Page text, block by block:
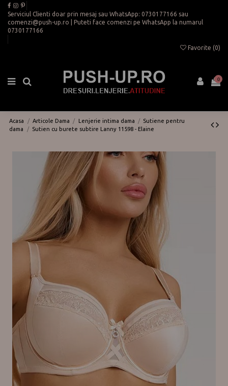
Serviciul Clienti doar prin mesaj sau WhatsApp: 0730177166 sau
comenzi@push-up.ro | Puteti face comenzi pe WhatsApp la numarul
0730177166
Favorite (0)
0
Acasa Articole Dama Lenjerie intima dama
Sutiene pentru
dama
Sutien cu burete subtire Lanny 11598 - Elaine